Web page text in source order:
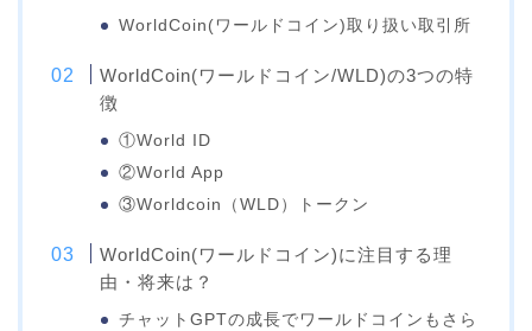
WorldCoin(ワールドコイン)取り扱い取引所
WorldCoin(ワールドコイン/WLD)の3つの特
徴
①World ID
②World App
③Worldcoin（WLD）トークン
WorldCoin(ワールドコイン)に注目する理
由・将来は？
チャットGPTの成長でワールドコインもさら